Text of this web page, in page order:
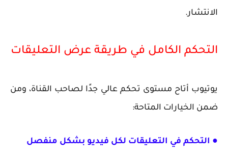
الانتشار.
التحكم الكامل في طريقة عرض التعليقات
يوتيوب أتاح مستوى تحكم عالي جدًا لصاحب القناة، ومن
ضمن الخيارات المتاحة:
● التحكم في التعليقات لكل فيديو بشكل منفصل